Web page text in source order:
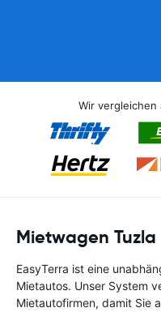
Wir vergleichen
Mietwagen
EasyTerra ist eine
Mietautos. Unser System
Mietautofirmen, damit Sie